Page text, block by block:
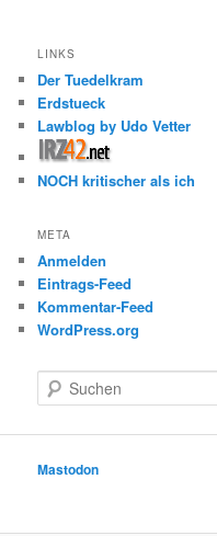
LINKS
Der Tuedelkram
Erdstueck
Lawblog by Udo Vetter
NOCH kritischer als ich
META
Anmelden
Eintrags-Feed
Kommentar-Feed
WordPress.org
u
e
Mastodon